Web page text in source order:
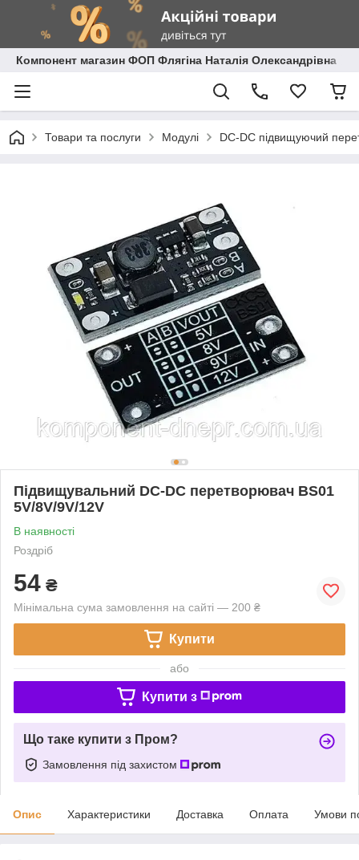
Компонент магазин ФОП Флягіна Наталія Олександрівна
Товари та послуги Модулі DC-DC підвищуючий
Підвищувальний DC-DC перетворювач BS01
5V/8V/9V/12V
В наявності
Роздріб
54 ₴
Мінімальна сума замовлення на сайті — 200 ₴
Купити
або
Купити з
Що таке купити з Пром?
Замовлення під захистом
Опис Характеристики Доставка Оплата Умови